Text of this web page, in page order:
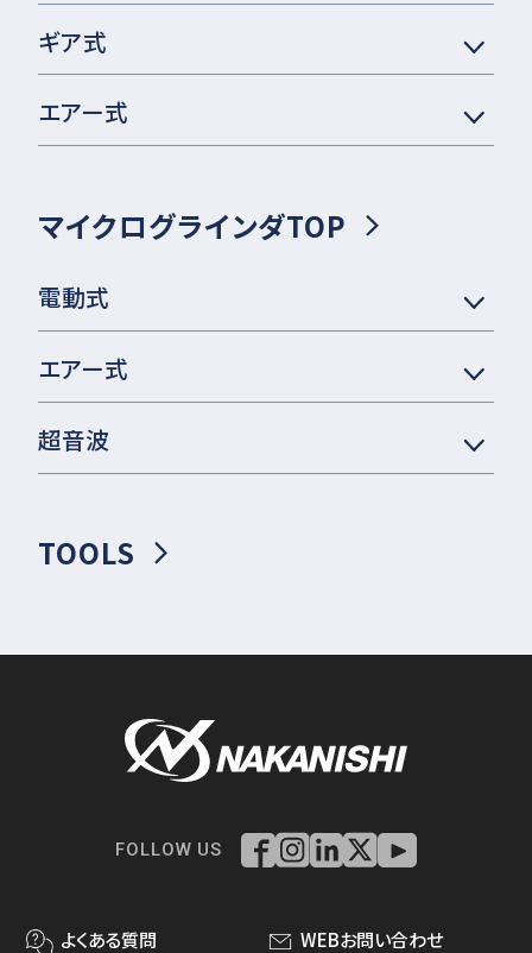
ギア式
エアー式
マイクログラインダTOP
電動式
エアー式
超音波
TOOLS
FOLLOW US
よくある質問 WEBお問い合わせ